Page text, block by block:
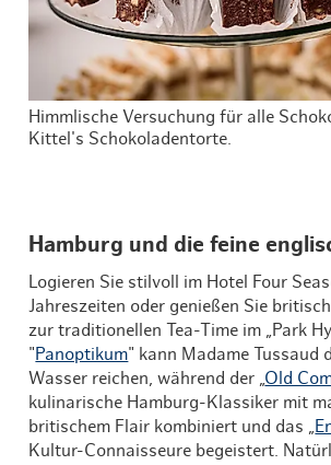
Himmlische Versuchung für alle
Kittel's Schokoladentorte.
Hamburg und die feine
Logieren Sie stilvoll im Hotel Four
Jahreszeiten oder genießen Sie
zur traditionellen Tea-Time im „Park
"Panoptikum" kann Madame Tussaud
Wasser reichen, während der „Old
kulinarische Hamburg-Klassiker mit
britischem Flair kombiniert und das „
Kultur-Connaisseure begeistert.